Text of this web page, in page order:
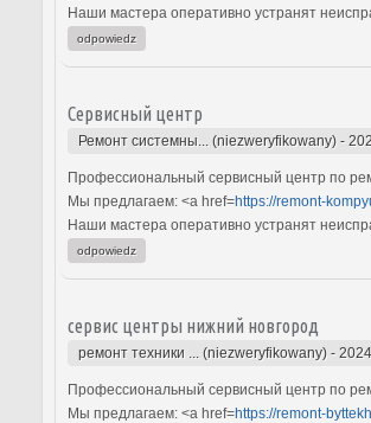
Наши мастера оперативно устранят
odpowiedz
Сервисный центр
Ремонт системны... (niezweryfikowany) -
Профессиональный сервисный центр по
Мы предлагаем: <a href=https://remont-
Наши мастера оперативно устранят
odpowiedz
сервис центры нижний новгород
ремонт техники ... (niezweryfikowany) -
Профессиональный сервисный центр по
Мы предлагаем: <a href=https://remont-